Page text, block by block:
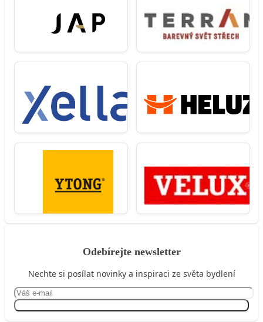
Odebírejte newsletter
Nechte si posílat novinky a inspiraci ze světa bydlení